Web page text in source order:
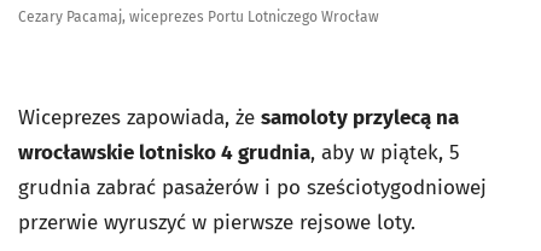
Cezary Pacamaj, wiceprezes Portu Lotniczego Wrocław
Wiceprezes zapowiada, że samoloty przylecą na
wrocławskie lotnisko 4 grudnia, aby w piątek, 5
grudnia zabrać pasażerów i po sześciotygodniowej
przerwie wyruszyć w pierwsze rejsowe loty.